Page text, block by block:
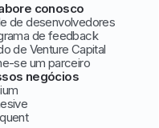
conosco
de desenvolvedores
de feedback
de Venture Capital
se um parceiro
negócios